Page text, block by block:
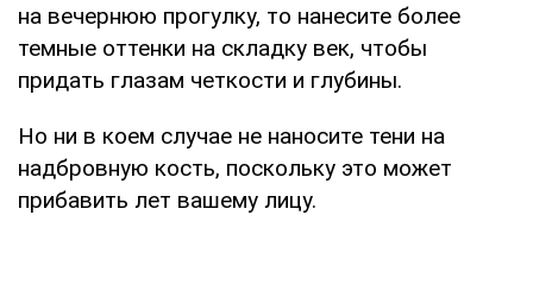
на вечернюю прогулку, то нанесите более
темные оттенки на складку век, чтобы
придать глазам четкости и глубины.
Но ни в коем случае не наносите тени на
надбровную кость, поскольку это может
прибавить лет вашему лицу.